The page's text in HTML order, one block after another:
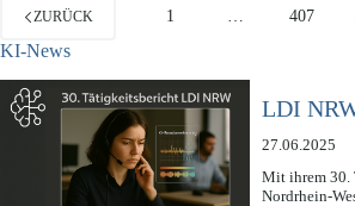
ZURÜCK 1 … 407
KI-News
LDI
27.06.2025
Mit ihrem 30.
Nordrhein-